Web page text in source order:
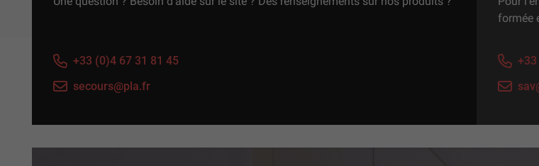
+33 (0)4 67 31 81 45
secours@pla.fr
formée